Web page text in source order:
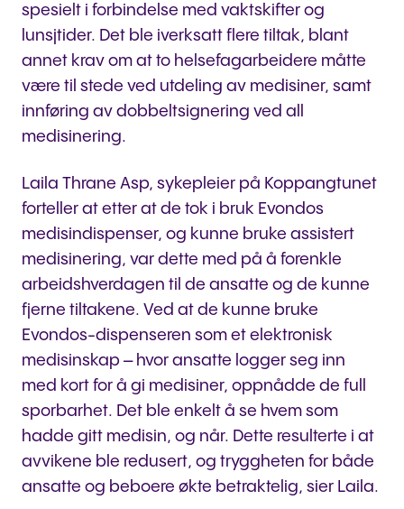
spesielt i forbindelse med vaktskifter og
lunsjtider. Det ble iverksatt flere tiltak, blant
annet krav om at to helsefagarbeidere måtte
være til stede ved utdeling av medisiner, samt
innføring av dobbeltsignering ved all
medisinering.
Laila Thrane Asp, sykepleier på Koppangtunet
forteller at etter at de tok i bruk Evondos
medisindispenser, og kunne bruke assistert
medisinering, var dette med på å forenkle
arbeidshverdagen til de ansatte og de kunne
fjerne tiltakene. Ved at de kunne bruke
Evondos-dispenseren som et elektronisk
medisinskap – hvor ansatte logger seg inn
med kort for å gi medisiner, oppnådde de full
sporbarhet. Det ble enkelt å se hvem som
hadde gitt medisin, og når. Dette resulterte i at
avvikene ble redusert, og tryggheten for både
ansatte og beboere økte betraktelig, sier Laila.